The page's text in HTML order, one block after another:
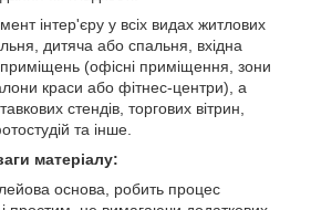
інтер'єру у всіх видах житлових
дитяча або спальня, вхідна
(офісні приміщення, зони
краси або фітнес-центри), а
стендів, торгових вітрин,
та інше.
матеріалу:
основа, робить процес